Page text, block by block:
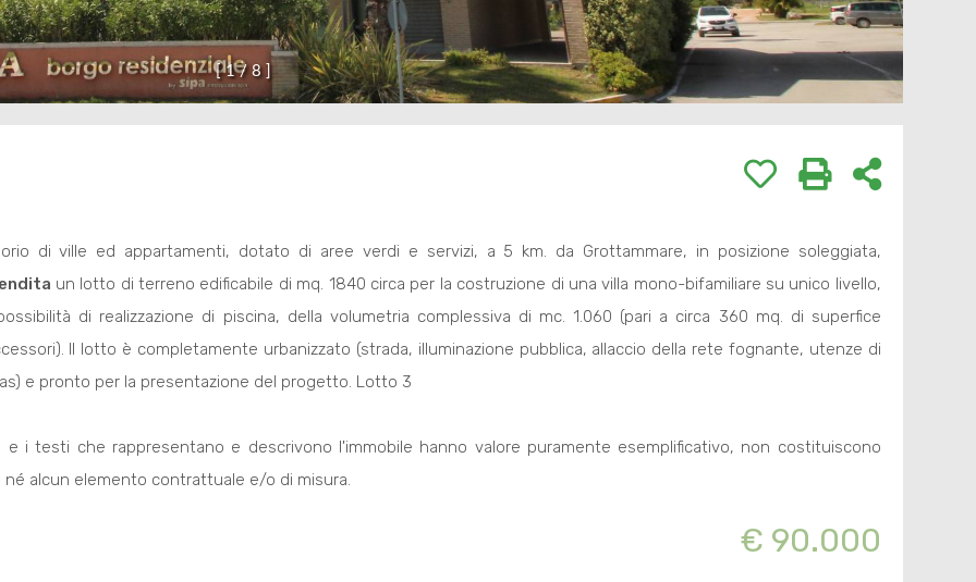
[ 1 / 8
di ville ed appartamenti, dotato di aree verdi e servizi, a 5 km. da Grottammare, in posizione soleggiata,
un lotto di terreno edificabile di mq. 1840 circa per la costruzione di una villa mono-bifamiliare su unico livello,
di realizzazione di piscina, della volumetria complessiva di mc. 1.060 (pari a circa 360 mq. di superfice
Il lotto è completamente urbanizzato (strada, illuminazione pubblica, allaccio della rete fognante, utenze di
e pronto per la presentazione del progetto. Lotto 3
e i testi che rappresentano e descrivono l'immobile hanno valore puramente esemplificativo, non costituiscono
né alcun elemento contrattuale e/o di misura.
€ 90.000